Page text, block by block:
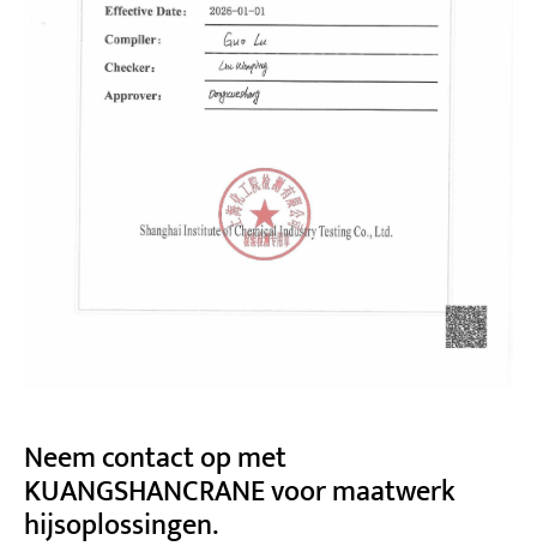
Neem contact op met
KUANGSHANCRANE voor maatwerk
hijsoplossingen.